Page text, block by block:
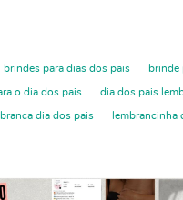
brindes para dias dos pais brinde
o dia dos pais dia dos pais
dia dos pais lembrancinha